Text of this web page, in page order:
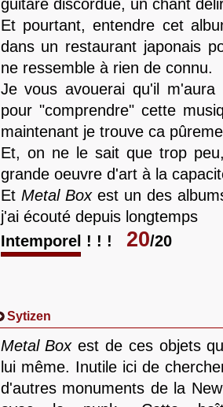
guitare discordue, un chant
Et pourtant, entendre cet
dans un restaurant japonais
ne ressemble à rien de connu.
Je vous avouerai qu'il
pour "comprendre" cette
maintenant je trouve ca
Et, on ne le sait que trop
grande oeuvre d'art à la
Et Metal Boxest un des
j'ai écouté depuis longtemps
Intemporel ! ! !
20/20
Sytizen
Metal Boxest de ces objets
lui même. Inutile ici de
d'autres monuments de la